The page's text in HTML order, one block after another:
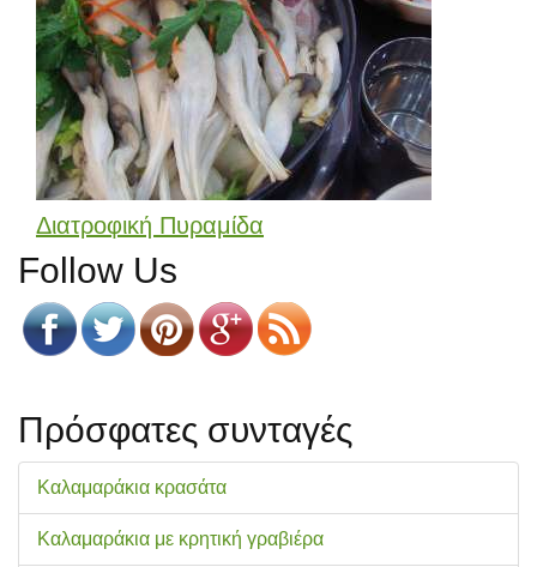
Διατροφική Πυραμίδα
Follow Us
Πρόσφατες συνταγές
Καλαμαράκια κρασάτα
Καλαμαράκια με κρητική γραβιέρα